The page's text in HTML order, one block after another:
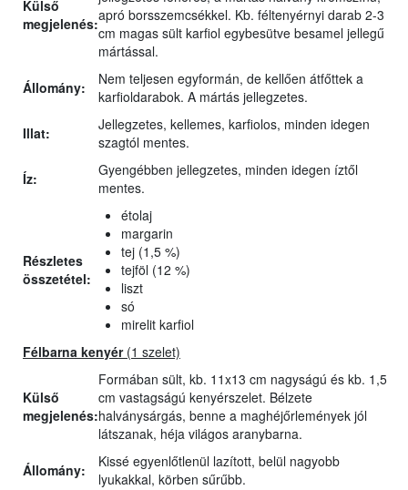
Külső
megjelenés:apró borsszemcsékkel. Kb. féltenyérnyi darab 2-3
cm magas sült karfiol egybesütve besamel jellegű
mártással.
Állomány:
Nem teljesen egyformán, de kellően átfőttek a
karfioldarabok. A mártás jellegzetes.
Illat:
Jellegzetes, kellemes, karfiolos, minden idegen
szagtól mentes.
Íz:
Gyengébben jellegzetes, minden idegen íztől
mentes.
Részletes
összetétel:
étolaj
margarin
tej (1,5 %)
tejföl (12 %)
liszt
só
mirelit karfiol
Félbarna kenyér (1 szelet)
Külső
megjelenés:
Formában sült, kb. 11x13 cm nagyságú és kb. 1,5
cm vastagságú kenyérszelet. Bélzete
halványsárgás, benne a maghéjőrlemények jól
látszanak, héja világos aranybarna.
Állomány:
Kissé egyenlőtlenül lazított, belül nagyobb
lyukakkal, körben sűrűbb.